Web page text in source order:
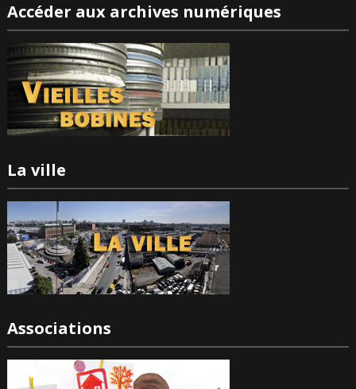
Accéder aux archives numériques
La ville
Associations